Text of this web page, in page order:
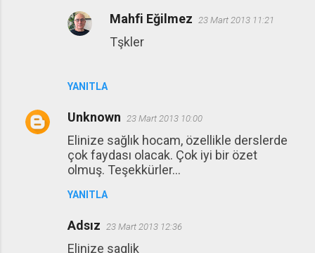
YANITLA
Mahfi Eğilmez 23 Mart 2013 11:21
Tşkler
Unknown 23 Mart 2013 10:00
Elinize sağlık hocam, özellikle derslerde
çok faydası olacak. Çok iyi bir özet
olmuş. Teşekkürler...
YANITLA
Adsız 23 Mart 2013 12:36
Elinize saglik